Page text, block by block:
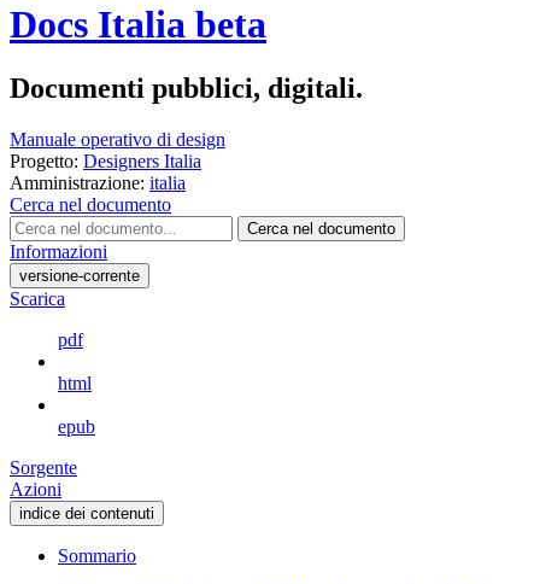
Docs Italia beta
Documenti pubblici, digitali.
Manuale operativo di design
Progetto: Designers Italia
Amministrazione: italia
Cerca nel documento
Cerca nel documento
Informazioni
versione-corrente
Scarica
pdf
html
epub
Sorgente
Azioni
indice dei contenuti
Sommario